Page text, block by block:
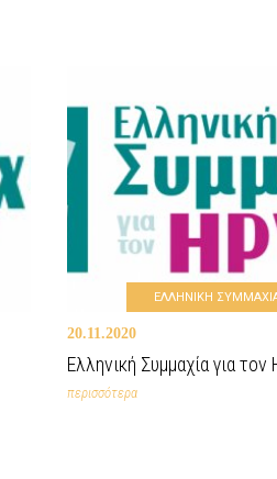
ΕΛΛΗΝΙΚΗ
20.11.2020
Ελληνική Συμμαχία για τον
περισσότερα